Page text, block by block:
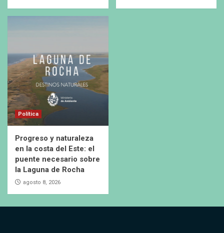
Política
Progreso y naturaleza
en la costa del Este: el
puente necesario sobre
la Laguna de Rocha
agosto 8, 2026